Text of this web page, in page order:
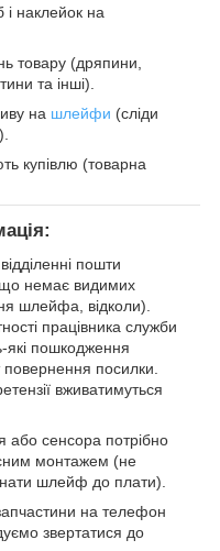
і наклейок на
товару (дряпини,
та інші).
на шлейфи (сліди
купівлю (товарна
пошти
немає видимих
шлейфа, відколи).
працівника служби
які пошкодження
повернення посилки.
вживатимуться
сенсора потрібно
монтажем (не
шлейф до плати).
на телефон
звертатися до